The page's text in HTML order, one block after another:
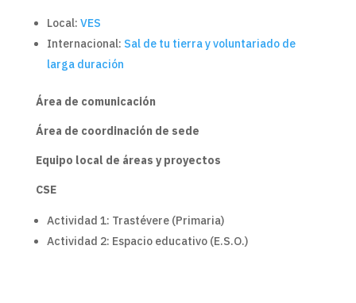
Local: VES
Internacional: Sal de tu tierra y voluntariado de
larga duración
Área de comunicación
Área de coordinación de sede
Equipo local de áreas y proyectos
CSE
Actividad 1: Trastévere (Primaria)
Actividad 2: Espacio educativo (E.S.O.)